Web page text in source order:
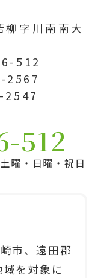
柳字川南南大
512
2567
2547
512
曜・日曜・祝日
市、遠田郡
を対象に